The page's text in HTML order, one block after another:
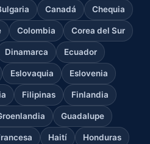
Canadá Chequia
Colombia Corea del Sur
Dinamarca Ecuador
Eslovaquia Eslovenia
Filipinas Finlandia
Guadalupe
Haití Honduras